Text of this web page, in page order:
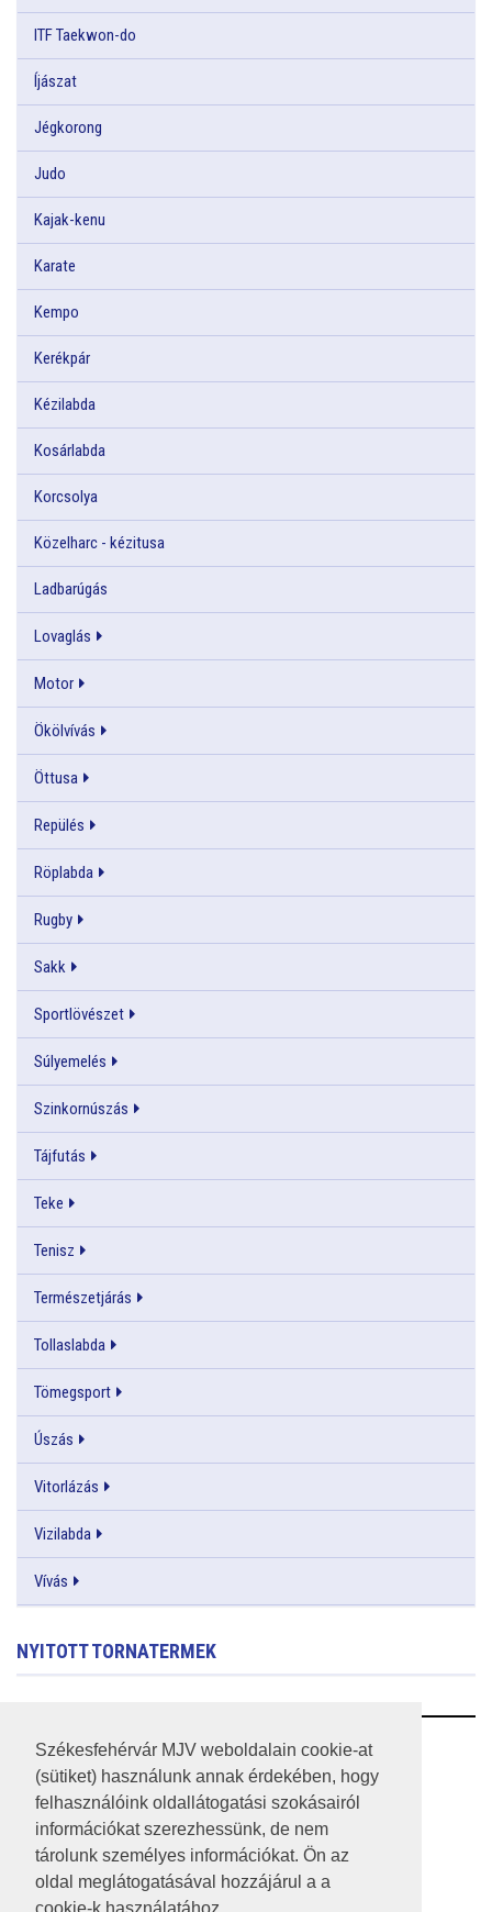
Székesfehérvár MJV weboldalain cookie-at
(sütiket) használunk annak érdekében, hogy
felhasználóink oldallátogatási szokásairól
információkat szerezhessünk, de nem
tárolunk személyes információkat. Ön az
oldal meglátogatásával hozzájárul a a
ITF Taekwon-do
Íjászat
Jégkorong
Judo
Kajak-kenu
Karate
Kempo
Kerékpár
Kézilabda
Kosárlabda
Korcsolya
Közelharc - kézitusa
Ladbarúgás
Lovaglás
Motor
Ökölvívás
Öttusa
Repülés
Röplabda
Rugby
Sakk
Sportlövészet
Súlyemelés
Szinkornúszás
Tájfutás
Teke
Tenisz
Természetjárás
Tollaslabda
Tömegsport
Úszás
Vitorlázás
Vizilabda
Vívás
NYITOTT TORNATERMEK
RSS
A HONLAP 2017.03.31-I ÁLLAPOTA
JOGI NYILATKOZAT
IMPRESSZUM